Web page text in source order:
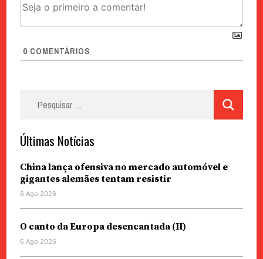
0 COMENTÁRIOS
Últimas Notícias
China lança ofensiva no mercado automóvel e
gigantes alemães tentam resistir
6 Ago 2026
O canto da Europa desencantada (II)
6 Ago 2026